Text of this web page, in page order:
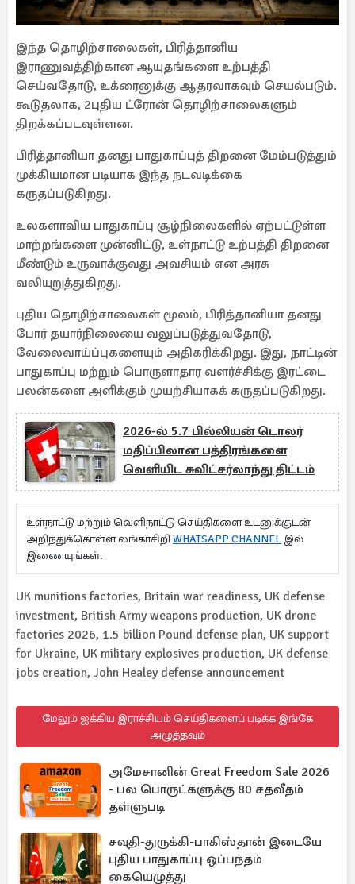
இந்த தொழிற்சாலைகள், பிரித்தானிய
இராணுவத்திற்கான ஆயுதங்களை உற்பத்தி
செய்வதோடு, உக்ரைனுக்கு ஆதரவாகவும் செயல்படும்.
கூடுதலாக, 2புதிய ட்ரோன் தொழிற்சாலைகளும்
திறக்கப்படவுள்ளன.
பிரித்தானியா தனது பாதுகாப்புத் திறனை மேம்படுத்தும்
முக்கியமான படியாக இந்த நடவடிக்கை
கருதப்படுகிறது.
உலகளாவிய பாதுகாப்பு சூழ்நிலைகளில் ஏற்பட்டுள்ள
மாற்றங்களை முன்னிட்டு, உள்நாட்டு உற்பத்தி திறனை
மீண்டும் உருவாக்குவது அவசியம் என அரசு
வலியுறுத்துகிறது.
புதிய தொழிற்சாலைகள் மூலம், பிரித்தானியா தனது
போர் தயார்நிலையை வலுப்படுத்துவதோடு,
வேலைவாய்ப்புகளையும் அதிகரிக்கிறது. இது, நாட்டின்
பாதுகாப்பு மற்றும் பொருளாதார வளர்ச்சிக்கு இரட்டை
பலன்களை அளிக்கும் முயற்சியாகக் கருதப்படுகிறது.
2026-ல் 5.7 பில்லியன் டொலர்
மதிப்பிலான பத்திரங்களை
வெளியிட சுவிட்சர்லாந்து திட்டம்
உள்நாட்டு மற்றும் வெளிநாட்டு செய்திகளை உடனுக்குடன்
அறிந்துக்கொள்ள லங்காசிறி WHATSAPP CHANNEL இல்
இணையுங்கள்.
UK munitions factories, Britain war readiness, UK defense
investment, British Army weapons production, UK drone
factories 2026, 1.5 billion Pound defense plan, UK support
for Ukraine, UK military explosives production, UK defense
jobs creation, John Healey defense announcement
மேலும் ஐக்கிய இராச்சியம் செய்திகளைப் படிக்க இங்கே
அழுத்தவும்
அமேசானின் Great Freedom Sale 2026
- பல பொருட்களுக்கு 80 சதவீதம்
தள்ளுபடி
சவுதி-துருக்கி-பாகிஸ்தான் இடையே
புதிய பாதுகாப்பு ஒப்பந்தம்
கையெழுத்து